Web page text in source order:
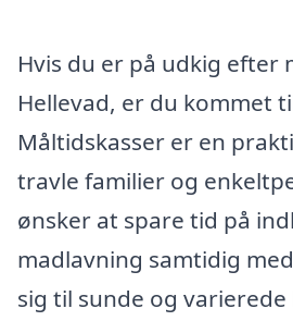
Hvis du er på udkig efter
Hellevad, er du kommet
Måltidskasser er en
travle familier og
ønsker at spare tid på
madlavning samtidig
sig til sunde og varierede